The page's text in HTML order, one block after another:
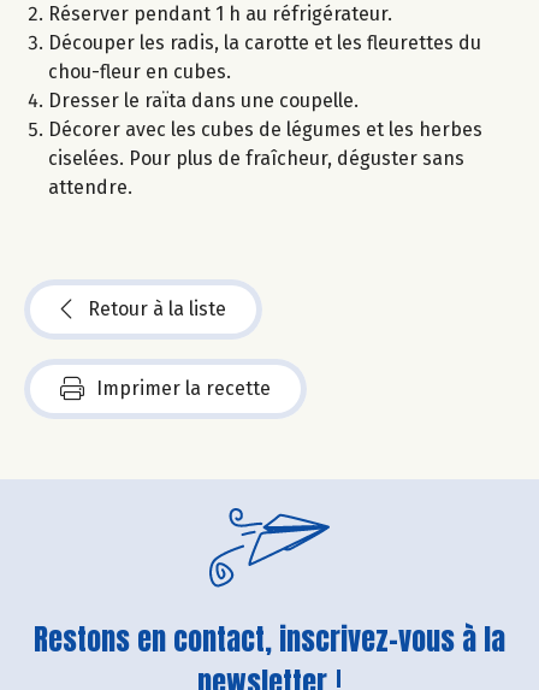
Réserver pendant 1 h au réfrigérateur.
Découper les radis, la carotte et les fleurettes du
chou-fleur en cubes.
Dresser le raïta dans une coupelle.
Décorer avec les cubes de légumes et les herbes
ciselées. Pour plus de fraîcheur, déguster sans
attendre.
Retour à la liste
Imprimer la recette
Restons en contact, inscrivez-vous à la